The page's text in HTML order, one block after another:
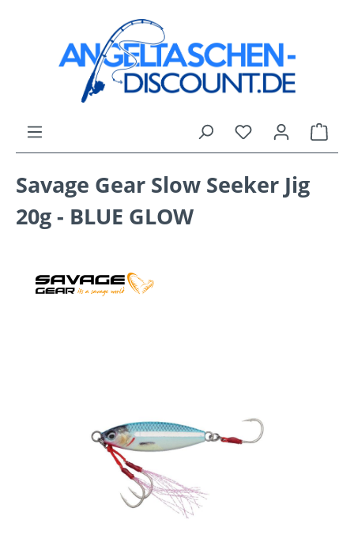
Zum Hauptinhalt springen
Du hast 0
Savage Gear Slow Seeker Jig
20g - BLUE GLOW